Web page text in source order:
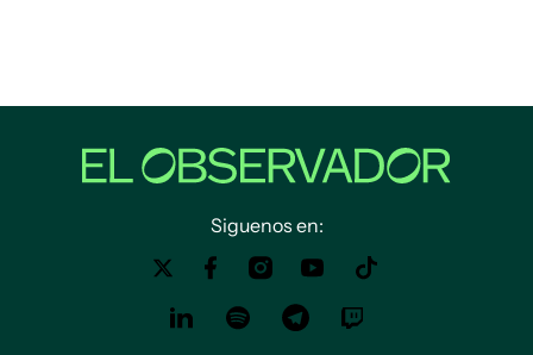
Siguenos en: